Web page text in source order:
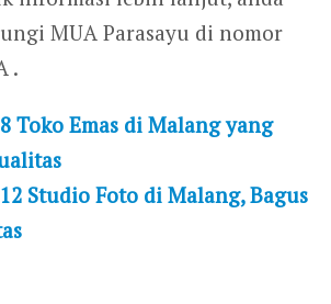
MUA Parasayu di nomor
.
8 Toko Emas di Malang yang
12 Studio Foto di Malang, Bagus